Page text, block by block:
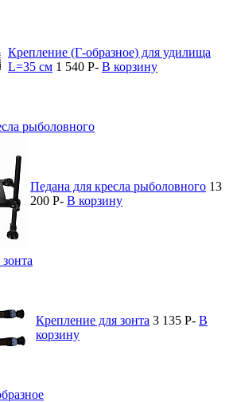
Крепление (Г-образное) для удилища
L=35 см 1 540 P- В корзину
рыболовного
Педана для кресла рыболовного 13
200 P- В корзину
Крепление для зонта 3 135 P- В
корзину